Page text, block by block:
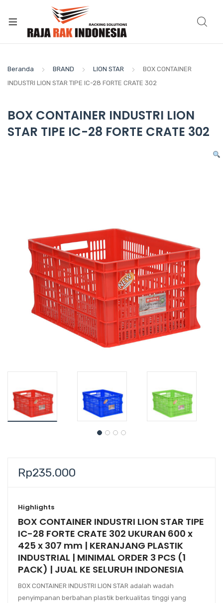
Beranda BRAND LION STAR
BOX CONTAINER
INDUSTRI LION STAR TIPE IC-28 FORTE CRATE 302
BOX CONTAINER INDUSTRI LION
STAR TIPE IC-28 FORTE CRATE 302
Rp235.000
Highlights
BOX CONTAINER INDUSTRI LION STAR TIPE
IC-28 FORTE CRATE 302 UKURAN 600 x
425 x 307 mm | KERANJANG PLASTIK
INDUSTRIAL | MINIMAL ORDER 3 PCS (1
PACK) | JUAL KE SELURUH INDONESIA
BOX CONTAINER INDUSTRI LION STAR adalah wadah
penyimpanan berbahan plastik berkualitas tinggi yang